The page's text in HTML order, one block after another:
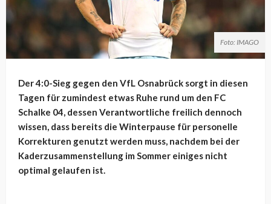
Foto: IMAGO
Der 4:0-Sieg gegen den VfL Osnabrück sorgt in diesen
Tagen für zumindest etwas Ruhe rund um den FC
Schalke 04, dessen Verantwortliche freilich dennoch
wissen, dass bereits die Winterpause für personelle
Korrekturen genutzt werden muss, nachdem bei der
Kaderzusammenstellung im Sommer einiges nicht
optimal gelaufen ist.